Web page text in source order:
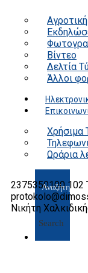
Βίντεο
Δελτία
Άλλοι
Χρήσιμα
Ωράρια
Search
2375350100 102
Νικήτη